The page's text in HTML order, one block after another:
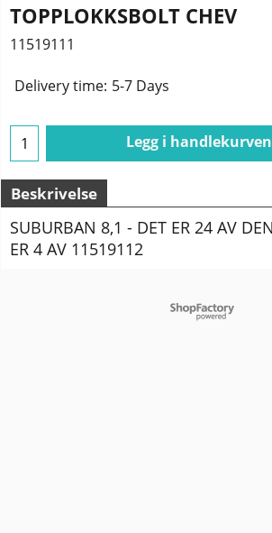
TOPPLOKKSBOLT CHEV
11519111
Delivery time: 5-7 Days
Legg i handlekurven
Beskrivelse
SUBURBAN 8,1 - DET ER 24 AV
ER 4 AV 11519112
To create online store
ShopFactory eCommerce